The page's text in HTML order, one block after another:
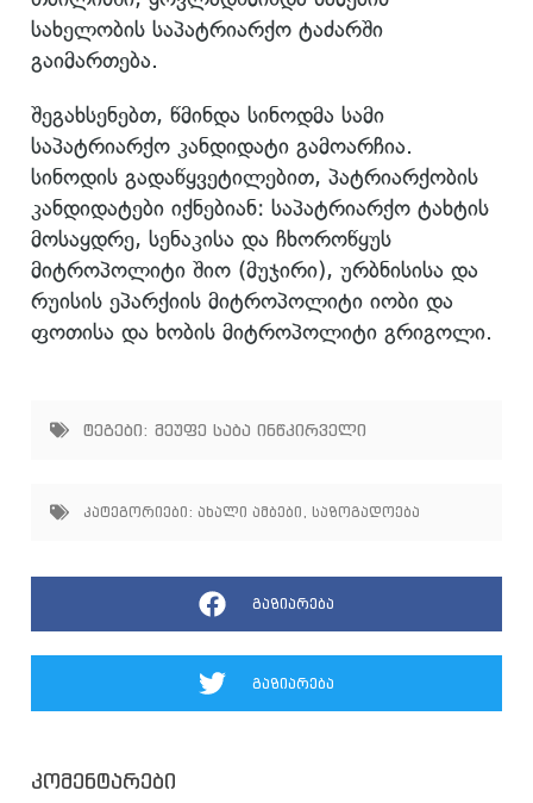
სახელობის საპატრიარქო ტაძარში
გაიმართება.
შეგახსენებთ, წმინდა სინოდმა სამი
საპატრიარქო კანდიდატი გამოარჩია.
სინოდის გადაწყვეტილებით, პატრიარქობის
კანდიდატები იქნებიან: საპატრიარქო ტახტის
მოსაყდრე, სენაკისა და ჩხოროწყუს
მიტროპოლიტი შიო (მუჯირი), ურბნისისა და
რუისის ეპარქიის მიტროპოლიტი იობი და
ფოთისა და ხობის მიტროპოლიტი გრიგოლი.
ტეგები: მეუფე საბა ინწკირველი
კატეგორიები: ახალი ამბები , საზოგადოება
გაზიარება
გაზიარება
კომენტარები